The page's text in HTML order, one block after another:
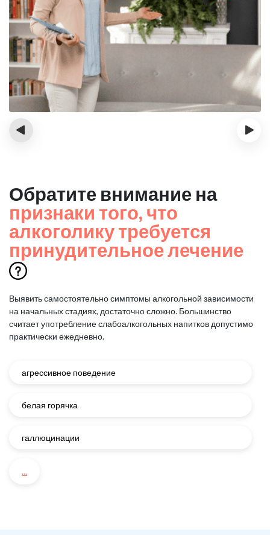
‹ ›
Обратите внимание на
признаки того, что
алкоголику требуется
принудительное лечение
Выявить самостоятельно симптомы алкогольной зависимости
на начальных стадиях, достаточно сложно. Большинство
считает употребление слабоалкогольных напитков допустимо
практически ежедневно.
агрессивное поведение
белая горячка
галлюцинации
...